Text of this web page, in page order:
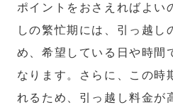
ポイントをおさえればよい
しの繁忙期には、引っ越し
め、希望している日や時間
なります。さらに、この時
れるため、引っ越し料金が